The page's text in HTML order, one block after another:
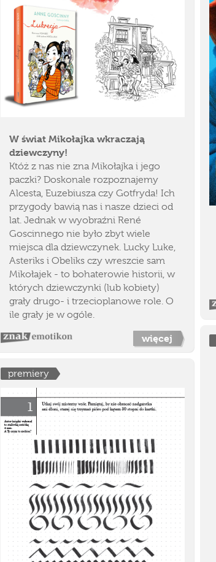
W świat Mikołajka wkraczają
dziewczyny!
Któż z nas nie zna Mikołajka i jego
paczki? Doskonale rozpoznajemy
Alcesta, Euzebiusza czy Gotfryda! Ich
przygody bawią nas i nasze dzieci od
lat. Jednak w wyobraźni René
Goscinnego nie było zbyt wiele
miejsca dla dziewczynek. Lucky Luke,
Asteriks i Obeliks czy wreszcie sam
Mikołajek - to bohaterowie historii, w
których dziewczynki (lub kobiety)
grały drugo- i trzecioplanowe role. O
ile grały je w ogóle.
więcej
premiery